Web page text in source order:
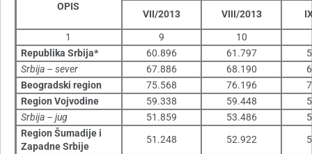
OPIS
VII/2013
VIII/2013
1 9
10
Republika Srbija*
60.896 61.797
Srbija – sever
67.886 68.190
Beogradski region
75.568 76.196
Region Vojvodine
59.338 59.448
Srbija – jug
51.859 53.486
Region Šumadije i
Zapadne Srbije
51.248 52.922